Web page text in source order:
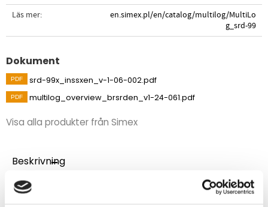
Läs mer
en.simex.pl/en/catalog/multilog/MultiLo
g_srd-99
Dokument
srd-99x_inssxen_v-1-06-002.pdf
multilog_overview_brsrden_v1-24-061.pdf
Visa alla produkter från Simex
Beskrivning
Den nya MultiLog SRD-99-enheten är utformad för att
registrera och visa aktuella värden samt att presentera